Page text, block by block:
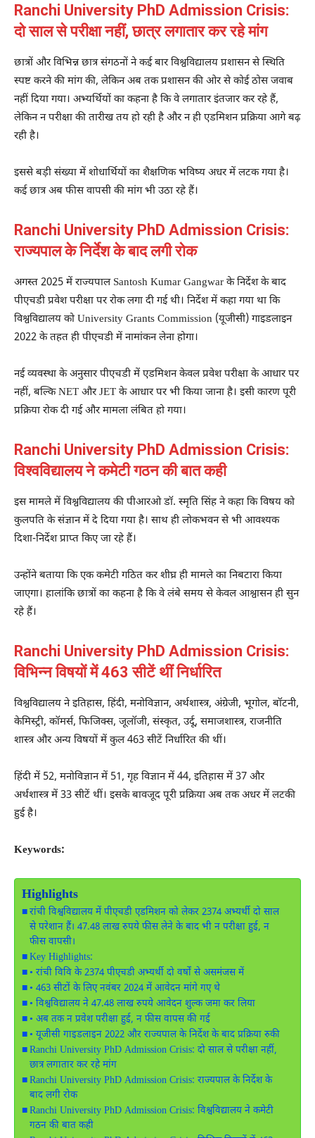
Ranchi University PhD Admission Crisis:
दो साल से परीक्षा नहीं, छात्र लगातार कर रहे मांग
छात्रों और विभिन्न छात्र संगठनों ने कई बार विश्वविद्यालय प्रशासन से स्थिति
स्पष्ट करने की मांग की, लेकिन अब तक प्रशासन की ओर से कोई ठोस जवाब
नहीं दिया गया। अभ्यर्थियों का कहना है कि वे लगातार इंतजार कर रहे हैं,
लेकिन न परीक्षा की तारीख तय हो रही है और न ही एडमिशन प्रक्रिया आगे बढ़
रही है।
इससे बड़ी संख्या में शोधार्थियों का शैक्षणिक भविष्य अधर में लटक गया है।
कई छात्र अब फीस वापसी की मांग भी उठा रहे हैं।
Ranchi University PhD Admission Crisis:
राज्यपाल के निर्देश के बाद लगी रोक
अगस्त 2025 में राज्यपाल Santosh Kumar Gangwar के निर्देश के बाद
पीएचडी प्रवेश परीक्षा पर रोक लगा दी गई थी। निर्देश में कहा गया था कि
विश्वविद्यालय को University Grants Commission (यूजीसी) गाइडलाइन
2022 के तहत ही पीएचडी में नामांकन लेना होगा।
नई व्यवस्था के अनुसार पीएचडी में एडमिशन केवल प्रवेश परीक्षा के आधार पर
नहीं, बल्कि NET और JET के आधार पर भी किया जाना है। इसी कारण पूरी
प्रक्रिया रोक दी गई और मामला लंबित हो गया।
Ranchi University PhD Admission Crisis:
विश्वविद्यालय ने कमेटी गठन की बात कही
इस मामले में विश्वविद्यालय की पीआरओ डॉ. स्मृति सिंह ने कहा कि विषय को
कुलपति के संज्ञान में दे दिया गया है। साथ ही लोकभवन से भी आवश्यक
दिशा-निर्देश प्राप्त किए जा रहे हैं।
उन्होंने बताया कि एक कमेटी गठित कर शीघ्र ही मामले का निबटारा किया
जाएगा। हालांकि छात्रों का कहना है कि वे लंबे समय से केवल आश्वासन ही सुन
रहे हैं।
Ranchi University PhD Admission Crisis:
विभिन्न विषयों में 463 सीटें थीं निर्धारित
विश्वविद्यालय ने इतिहास, हिंदी, मनोविज्ञान, अर्थशास्त्र, अंग्रेजी, भूगोल, बॉटनी,
केमिस्ट्री, कॉमर्स, फिजिक्स, जूलॉजी, संस्कृत, उर्दू, समाजशास्त्र, राजनीति
शास्त्र और अन्य विषयों में कुल 463 सीटें निर्धारित की थीं।
हिंदी में 52, मनोविज्ञान में 51, गृह विज्ञान में 44, इतिहास में 37 और
अर्थशास्त्र में 33 सीटें थीं। इसके बावजूद पूरी प्रक्रिया अब तक अधर में लटकी
हुई है।
Keywords:
Highlights
रांची विश्वविद्यालय में पीएचडी एडमिशन को लेकर 2374 अभ्यर्थी दो साल
से परेशान हैं। 47.48 लाख रुपये फीस लेने के बाद भी न परीक्षा हुई, न
फीस वापसी।
Key Highlights:
• रांची विवि के 2374 पीएचडी अभ्यर्थी दो वर्षों से असमंजस में
• 463 सीटों के लिए नवंबर 2024 में आवेदन मांगे गए थे
• विश्वविद्यालय ने 47.48 लाख रुपये आवेदन शुल्क जमा कर लिया
• अब तक न प्रवेश परीक्षा हुई, न फीस वापस की गई
• यूजीसी गाइडलाइन 2022 और राज्यपाल के निर्देश के बाद प्रक्रिया रुकी
Ranchi University PhD Admission Crisis: दो साल से परीक्षा नहीं,
छात्र लगातार कर रहे मांग
Ranchi University PhD Admission Crisis: राज्यपाल के निर्देश के
बाद लगी रोक
Ranchi University PhD Admission Crisis: विश्वविद्यालय ने कमेटी
गठन की बात कही